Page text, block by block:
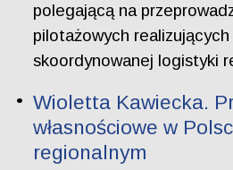
polegającą na
pilotażowych realizujących
skoordynowanej logistyki
Wioletta Kawiecka.
własnościowe w
regionalnym